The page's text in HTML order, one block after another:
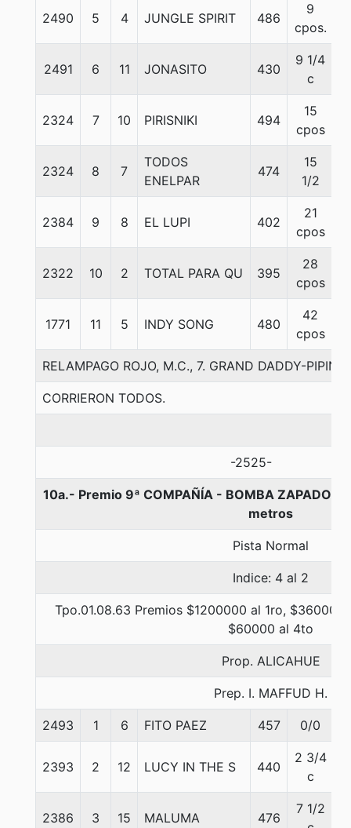
2490 5 4 JUNGLE SPIRIT 486
9
cpos.
2491 6 11 JONASITO 430
9 1/4
c
2324 7 10 PIRISNIKI 494
15
cpos
2324 8 7
TODOS
ENELPAR
474
15
1/2
2384 9 8 EL LUPI 402
21
cpos
2322 10 2 TOTAL PARA QU 395
28
cpos
1771 11 5 INDY SONG 480
42
cpos
RELAMPAGO ROJO, M.C., 7. GRAND DADDY-
CORRIERON TODOS.
-2525-
10a.- Premio 9ª COMPAÑÍA - BOMBA
metros
Pista Normal
Indice: 4 al 2
Tpo.01.08.63 Premios $1200000 al 1ro,
$60000 al 4to
Prop. ALICAHUE
Prep. I. MAFFUD H.
2493 1 6 FITO PAEZ 457 0/0
2393 2 12 LUCY IN THE S 440
2 3/4
c
2386 3 15 MALUMA 476
7 1/2